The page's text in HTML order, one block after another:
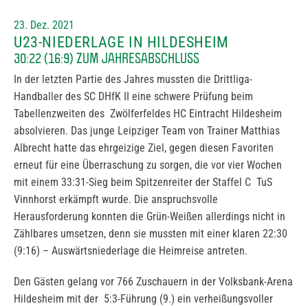
23. Dez. 2021
U23-NIEDERLAGE IN HILDESHEIM
30:22 (16:9) ZUM JAHRESABSCHLUSS
In der letzten Partie des Jahres mussten die Drittliga-
Handballer des SC DHfK II eine schwere Prüfung beim
Tabellenzweiten des Zwölferfeldes HC Eintracht Hildesheim
absolvieren. Das junge Leipziger Team von Trainer Matthias
Albrecht hatte das ehrgeizige Ziel, gegen diesen Favoriten
erneut für eine Überraschung zu sorgen, die vor vier Wochen
mit einem 33:31-Sieg beim Spitzenreiter der Staffel C TuS
Vinnhorst erkämpft wurde. Die anspruchsvolle
Herausforderung konnten die Grün-Weißen allerdings nicht in
Zählbares umsetzen, denn sie mussten mit einer klaren 22:30
(9:16) – Auswärtsniederlage die Heimreise antreten.
Den Gästen gelang vor 766 Zuschauern in der Volksbank-Arena
Hildesheim mit der 5:3-Führung (9.) ein verheißungsvoller